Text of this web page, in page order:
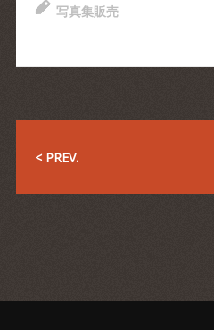
写真集販売
< PREV.